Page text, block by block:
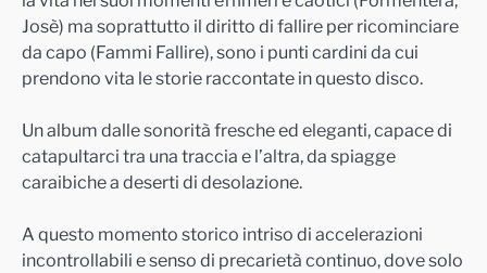
Josè) ma soprattutto il diritto di fallire per ricominciare
da capo (Fammi Fallire), sono i punti cardini da cui
prendono vita le storie raccontate in questo disco.
Un album dalle sonorità fresche ed eleganti, capace di
catapultarci tra una traccia e l’altra, da spiagge
caraibiche a deserti di desolazione.
A questo momento storico intriso di accelerazioni
incontrollabili e senso di precarietà continuo, dove solo